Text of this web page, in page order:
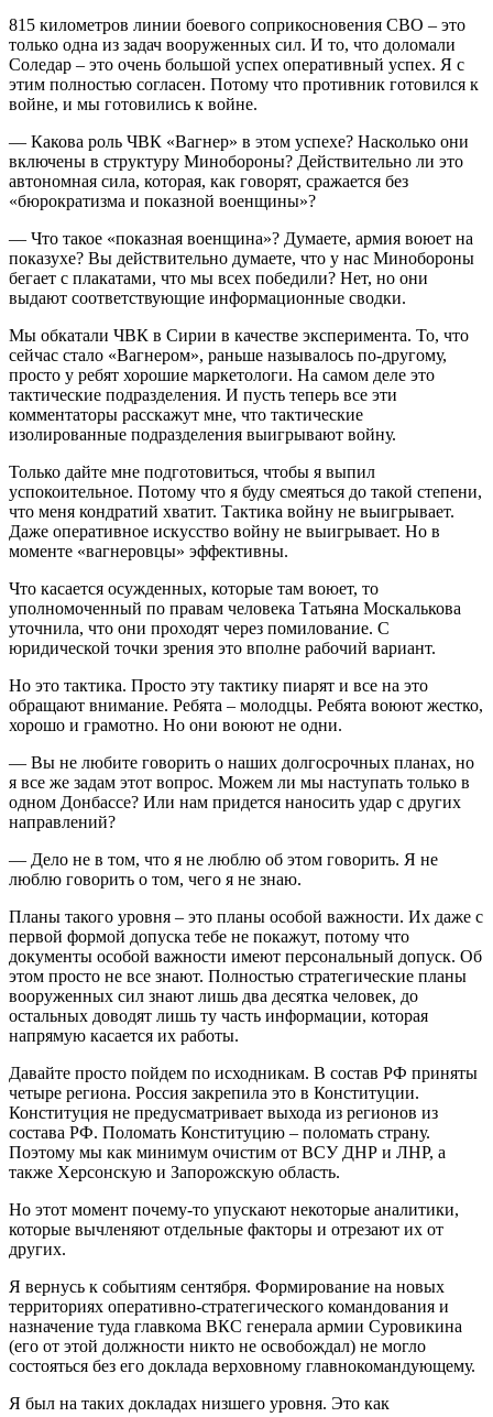
815 километров линии боевого соприкосновения СВО – это
только одна из задач вооруженных сил. И то, что доломали
Соледар – это очень большой успех оперативный успех. Я с
этим полностью согласен. Потому что противник готовился к
войне, и мы готовились к войне.
— Какова роль ЧВК «Вагнер» в этом успехе? Насколько они
включены в структуру Минобороны? Действительно ли это
автономная сила, которая, как говорят, сражается без
«бюрократизма и показной военщины»?
— Что такое «показная военщина»? Думаете, армия воюет на
показухе? Вы действительно думаете, что у нас Минобороны
бегает с плакатами, что мы всех победили? Нет, но они
выдают соответствующие информационные сводки.
Мы обкатали ЧВК в Сирии в качестве эксперимента. То, что
сейчас стало «Вагнером», раньше называлось по-другому,
просто у ребят хорошие маркетологи. На самом деле это
тактические подразделения. И пусть теперь все эти
комментаторы расскажут мне, что тактические
изолированные подразделения выигрывают войну.
Только дайте мне подготовиться, чтобы я выпил
успокоительное. Потому что я буду смеяться до такой степени,
что меня кондратий хватит. Тактика войну не выигрывает.
Даже оперативное искусство войну не выигрывает. Но в
моменте «вагнеровцы» эффективны.
Что касается осужденных, которые там воюет, то
уполномоченный по правам человека Татьяна Москалькова
уточнила, что они проходят через помилование. С
юридической точки зрения это вполне рабочий вариант.
Но это тактика. Просто эту тактику пиарят и все на это
обращают внимание. Ребята – молодцы. Ребята воюют жестко,
хорошо и грамотно. Но они воюют не одни.
— Вы не любите говорить о наших долгосрочных планах, но
я все же задам этот вопрос. Можем ли мы наступать только в
одном Донбассе? Или нам придется наносить удар с других
направлений?
— Дело не в том, что я не люблю об этом говорить. Я не
люблю говорить о том, чего я не знаю.
Планы такого уровня – это планы особой важности. Их даже с
первой формой допуска тебе не покажут, потому что
документы особой важности имеют персональный допуск. Об
этом просто не все знают. Полностью стратегические планы
вооруженных сил знают лишь два десятка человек, до
остальных доводят лишь ту часть информации, которая
напрямую касается их работы.
Давайте просто пойдем по исходникам. В состав РФ приняты
четыре региона. Россия закрепила это в Конституции.
Конституция не предусматривает выхода из регионов из
состава РФ. Поломать Конституцию – поломать страну.
Поэтому мы как минимум очистим от ВСУ ДНР и ЛНР, а
также Херсонскую и Запорожскую область.
Но этот момент почему-то упускают некоторые аналитики,
которые вычленяют отдельные факторы и отрезают их от
других.
Я вернусь к событиям сентября. Формирование на новых
территориях оперативно-стратегического командования и
назначение туда главкома ВКС генерала армии Суровикина
(его от этой должности никто не освобождал) не могло
состояться без его доклада верховному главнокомандующему.
Я был на таких докладах низшего уровня. Это как